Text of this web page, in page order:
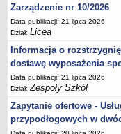
Zarządzenie nr 10/2026
Data publikacji: 21 lipca 2026
Dział:Licea
Informacja o
dostawę wyposażenia
Data publikacji: 21 lipca 2026
Dział:Zespoły Szkół
Zapytanie ofertowe -
przypodłogowych w